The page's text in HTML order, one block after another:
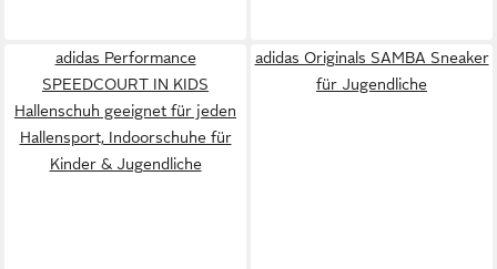
adidas Performance
SPEEDCOURT IN KIDS
Hallenschuh geeignet für jeden
Hallensport, Indoorschuhe für
Kinder & Jugendliche
adidas Originals SAMBA Sneaker
für Jugendliche